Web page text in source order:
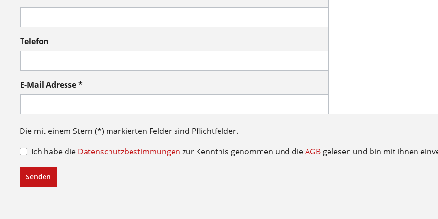
Telefon
E-Mail Adresse *
Die mit einem Stern (*) markierten Felder sind Pflichtfelder.
Ich habe die Datenschutzbestimmungen zur Kenntnis genommen und dieAGB gelesen und bin mit ihnen
Senden